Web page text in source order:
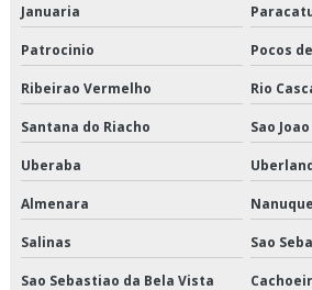
Empresas de cross docking
Empresas de logística e armazenagem
Empresas de logística refrigerada
Empresas de transportes fracionados
Empresas que fazem cross docking
Januaria
Patrocinio Pocos
Ribeirao Vermelho Rio
Santana do Riacho Sao
Uberaba
Almenara Nanuque
Salinas Sao
Sao Sebastiao da Bela Vista